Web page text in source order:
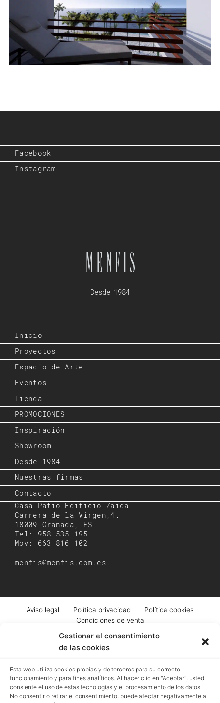
Gestionar el consentimiento
de las cookies
Esta web utiliza cookies propias y de terceros para su correcto
funcionamiento y para fines analíticos. Al hacer clic en "Aceptar", usted
consiente el uso de estas tecnologías y el procesamiento de los datos.
No consentir o retirar el consentimiento, puede afectar negativamente a
Facebook
Instagram
Desde 1984
Inicio
Proyectos
Espacio de Arte
Eventos
Tienda
PROMOCIONES
Inspiración
Showroom
Desde 1984
Nuestras firmas
Contacto
Casa Patio Edificio Zaida
Carrera de la Virgen,4.
18009 Granada, ES
Tel: 958 535 195
Mov: 663 816 102
menfis@menfis.com.es
Aviso legal Política privacidad
Política cookies
Condiciones de venta
Pescadería, 6. Granada | B18043364 | EUID: ES18020.000002976 | Hoja GR-
4250 | Tomo 518 | Folio 93